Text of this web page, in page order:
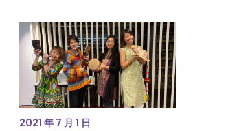
2021 年 7 月 1 日